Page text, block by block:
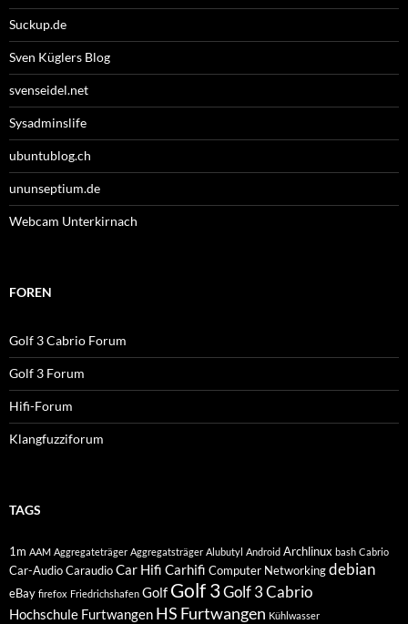
Suckup.de
Sven Küglers Blog
svenseidel.net
Sysadminslife
ubuntublog.ch
ununseptium.de
Webcam Unterkirnach
FOREN
Golf 3 Cabrio Forum
Golf 3 Forum
Hifi-Forum
Klangfuzziforum
TAGS
1m AAM Aggregateträger Aggregatsträger Alubutyl Android Archlinux bash Cabrio
Car-AudioCaraudioCar Hifi Carhifi Computer Networkingdebian
eBay firefox Friedrichshafen Golf Golf 3Golf 3 Cabrio
Hochschule Furtwangen HS Furtwangen Kühlwasser